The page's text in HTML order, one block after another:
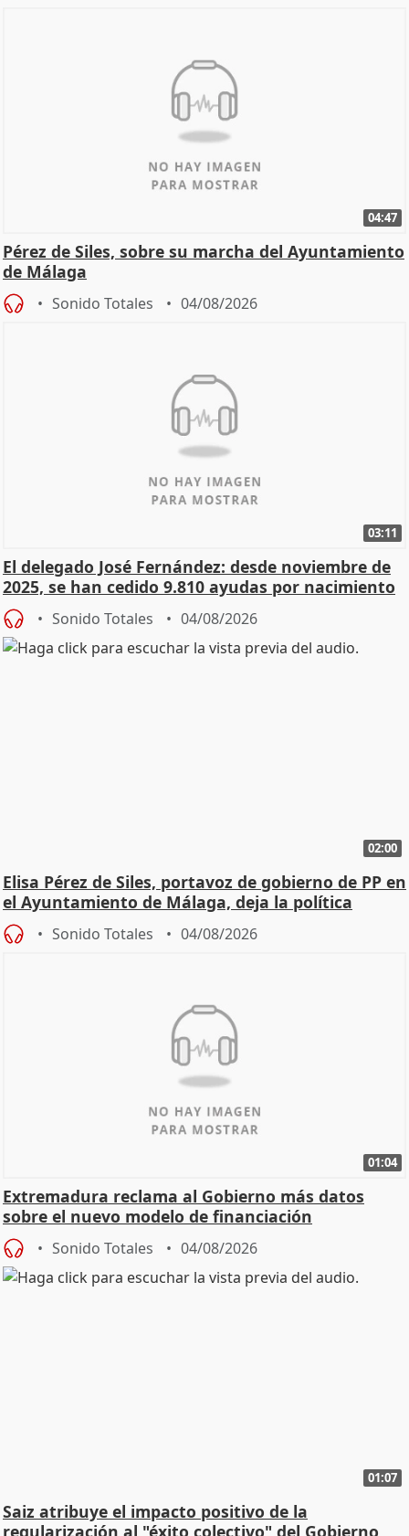
04:47
Pérez de Siles, sobre su marcha del Ayuntamiento
de Málaga
Sonido Totales 04/08/2026
03:11
El delegado José Fernández: desde noviembre de
2025, se han cedido 9.810 ayudas por nacimiento
Sonido Totales 04/08/2026
02:00
Elisa Pérez de Siles, portavoz de gobierno de PP en
el Ayuntamiento de Málaga, deja la política
Sonido Totales 04/08/2026
01:04
Extremadura reclama al Gobierno más datos
sobre el nuevo modelo de financiación
Sonido Totales 04/08/2026
01:07
Saiz atribuye el impacto positivo de la
regularización al "éxito colectivo" del Gobierno